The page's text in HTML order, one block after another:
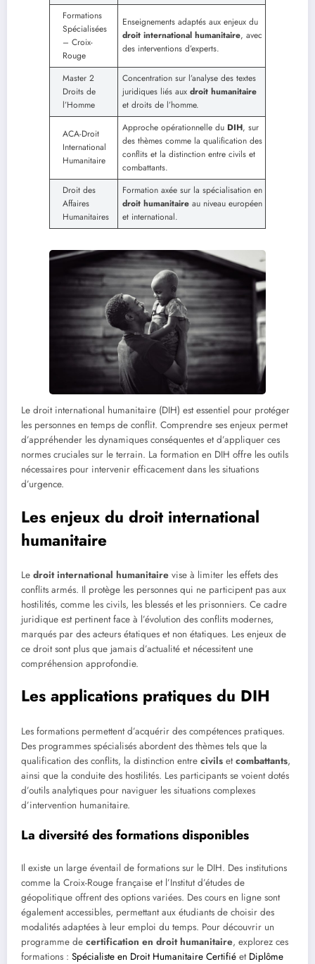
Formations
Spécialisées
– Croix-
Rouge
Enseignements adaptés aux enjeux du
droit international humanitaire, avec
des interventions d’experts.
Master 2
Droits de
l’Homme
Concentration sur l’analyse des textes
juridiques liés aux droit humanitaire
et droits de l’homme.
ACA-Droit
International
Humanitaire
Approche opérationnelle du DIH, sur
des thèmes comme la qualification des
conflits et la distinction entre civils et
combattants.
Droit des
Affaires
Humanitaires
Formation axée sur la spécialisation en
droit humanitaire au niveau européen
et international.
Le droit international humanitaire (DIH) est essentiel pour protéger
les personnes en temps de conflit. Comprendre ses enjeux permet
d’appréhender les dynamiques conséquentes et d’appliquer ces
normes cruciales sur le terrain. La formation en DIH offre les outils
nécessaires pour intervenir efficacement dans les situations
d’urgence.
Les enjeux du droit international
humanitaire
Le droit international humanitaire vise à limiter les effets des
conflits armés. Il protège les personnes qui ne participent pas aux
hostilités, comme les civils, les blessés et les prisonniers. Ce cadre
juridique est pertinent face à l’évolution des conflits modernes,
marqués par des acteurs étatiques et non étatiques. Les enjeux de
ce droit sont plus que jamais d’actualité et nécessitent une
compréhension approfondie.
Les applications pratiques du DIH
Les formations permettent d’acquérir des compétences pratiques.
Des programmes spécialisés abordent des thèmes tels que la
qualification des conflits, la distinction entre civils etcombattants,
ainsi que la conduite des hostilités. Les participants se voient dotés
d’outils analytiques pour naviguer les situations complexes
d’intervention humanitaire.
La diversité des formations disponibles
Il existe un large éventail de formations sur le DIH. Des institutions
comme la Croix-Rouge française et l’Institut d’études de
géopolitique offrent des options variées. Des cours en ligne sont
également accessibles, permettant aux étudiants de choisir des
modalités adaptées à leur emploi du temps. Pour découvrir un
programme de certification en droit humanitaire, explorez ces
formations : Spécialiste en Droit Humanitaire Certifié et Diplôme